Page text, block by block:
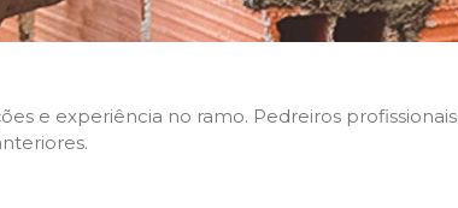
e experiência no ramo. Pedreiros